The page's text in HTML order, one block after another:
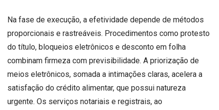
Na fase de execução, a efetividade depende de métodos
proporcionais e rastreáveis. Procedimentos como protesto
do título, bloqueios eletrônicos e desconto em folha
combinam firmeza com previsibilidade. A priorização de
meios eletrônicos, somada a intimações claras, acelera a
satisfação do crédito alimentar, que possui natureza
urgente. Os serviços notariais e registrais, ao